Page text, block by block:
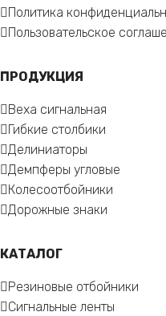
Политика
Пользовательское
ПРОДУКЦИЯ
Веха сигнальная
Гибкие столбики
Делиниаторы
Демпферы угловые
Колесоотбойники
Дорожные знаки
КАТАЛОГ
Резиновые отбойники
Сигнальные ленты